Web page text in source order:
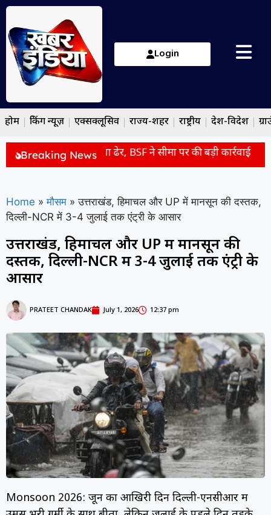
Login
होम ब्रेकिंग न्यूज़ एक्सक्लूसिव राज्य-शहर राष्ट्रीय देश-विदेश
Breaking News
पाकिस्तानी घुसपैठिया ढेर, BSF ने सीमा पर की बड़ी कार्रवाई
Home » मौसम » उत्तराखंड, हिमाचल और UP में मानसून की दस्तक,
दिल्ली-NCR में 3-4 जुलाई तक एंट्री के आसार
उत्तराखंड, हिमाचल और UP में मानसून की
दस्तक, दिल्ली-NCR में 3-4 जुलाई तक एंट्री के
आसार
PRATEET CHANDAK July 1, 2026 12:37 pm
Monsoon 2026: जून का आखिरी दिन दिल्ली-एनसीआर में